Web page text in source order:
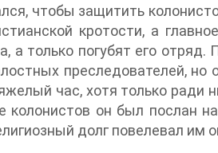
чтобы защитить
кротости, а
а только погубят его
преследователей, но
час, хотя только ради
колонистов он был послан
долг повелевал им